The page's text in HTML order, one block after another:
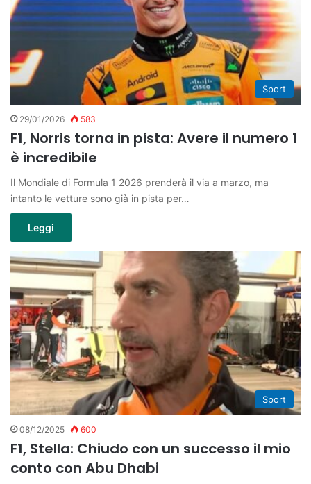
Sport
29/01/2026 583
F1, Norris torna in pista: Avere il numero 1
è incredibile
Il Mondiale di Formula 1 2026 prenderà il via a marzo, ma
intanto le vetture sono già in pista per…
Leggi
Sport
08/12/2025 600
F1, Stella: Chiudo con un successo il mio
conto con Abu Dhabi